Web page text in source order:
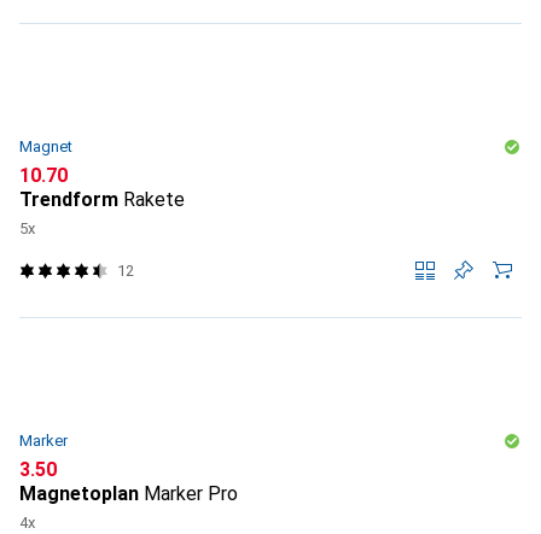
Magnet
CHF
10.70
Trendform Rakete
5x
12
Marker
CHF
3.50
Magnetoplan Marker Pro
4x